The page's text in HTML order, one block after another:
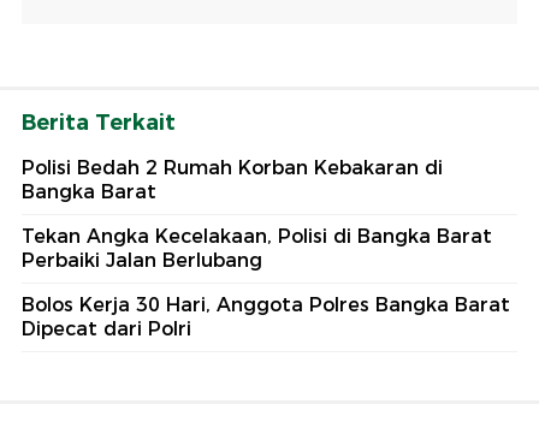
Berita Terkait
Polisi Bedah 2 Rumah Korban Kebakaran di
Bangka Barat
Tekan Angka Kecelakaan, Polisi di Bangka Barat
Perbaiki Jalan Berlubang
Bolos Kerja 30 Hari, Anggota Polres Bangka Barat
Dipecat dari Polri